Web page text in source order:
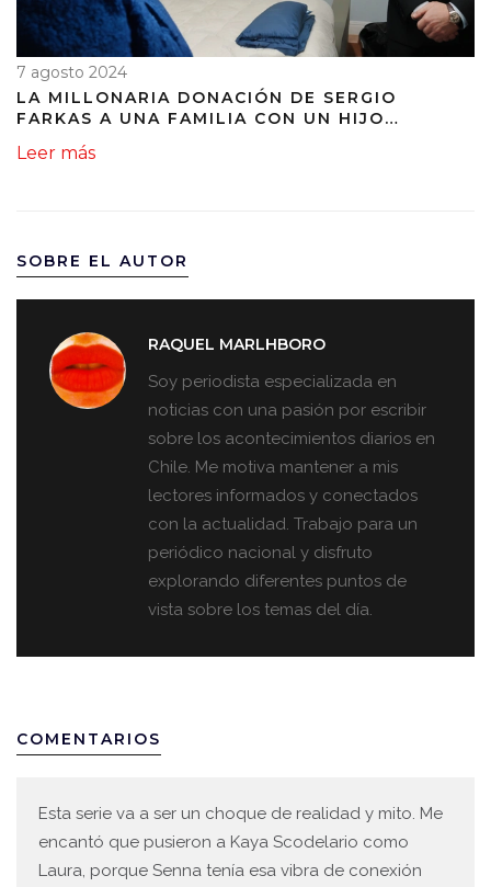
7 agosto 2024
LA MILLONARIA DONACIÓN DE SERGIO
FARKAS A UNA FAMILIA CON UN HIJO
COMUNIDAD
Leer más
SOBRE EL AUTOR
RAQUEL MARLHBORO
Soy periodista especializada en
noticias con una pasión por escribir
sobre los acontecimientos diarios en
Chile. Me motiva mantener a mis
lectores informados y conectados
con la actualidad. Trabajo para un
periódico nacional y disfruto
explorando diferentes puntos de
vista sobre los temas del día.
COMENTARIOS
Esta serie va a ser un choque de realidad y mito. Me
encantó que pusieron a Kaya Scodelario como
Laura, porque Senna tenía esa vibra de conexión